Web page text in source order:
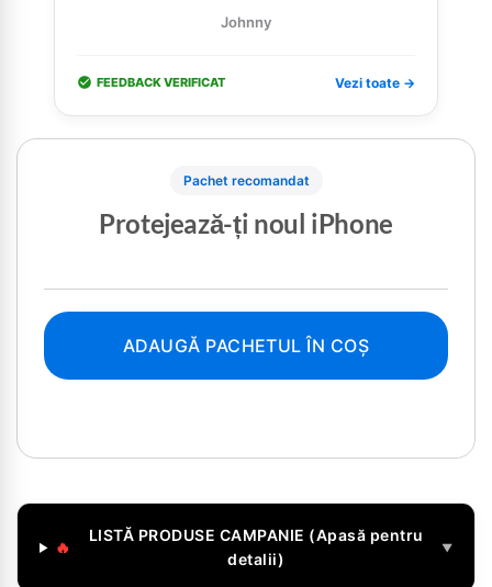
Johnny
FEEDBACK VERIFICAT Vezi toate →
Pachet recomandat
Protejează-ți noul iPhone
ADAUGĂ PACHETUL ÎN COȘ
🔥
LISTĂ PRODUSE CAMPANIE (Apasă pentru
detalii)
▼